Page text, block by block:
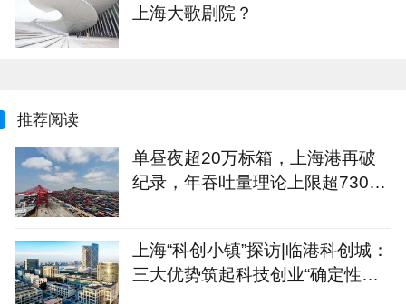
上海大歌剧院？
推荐阅读
单昼夜超20万标箱，上海港再破
纪录，年吞吐量理论上限超7300
上海“科创小镇”探访|临港科创城：
三大优势筑起科技创业“确定性公